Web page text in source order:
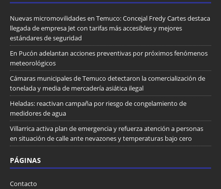
Nuevas micromovilidades en Temuco: Concejal Fredy Cartes destaca
llegada de empresa Jet con tarifas más accesibles y mejores
estándares de seguridad
En Pucón adelantan acciones preventivas por próximos fenómenos
meteorológicos
Cámaras municipales de Temuco detectaron la comercialización de
tonelada y media de mercadería asiática ilegal
Heladas: reactivan campaña por riesgo de congelamiento de
medidores de agua
Villarrica activa plan de emergencia y refuerza atención a personas
en situación de calle ante nevazones y temperaturas bajo cero
PÁGINAS
Contacto